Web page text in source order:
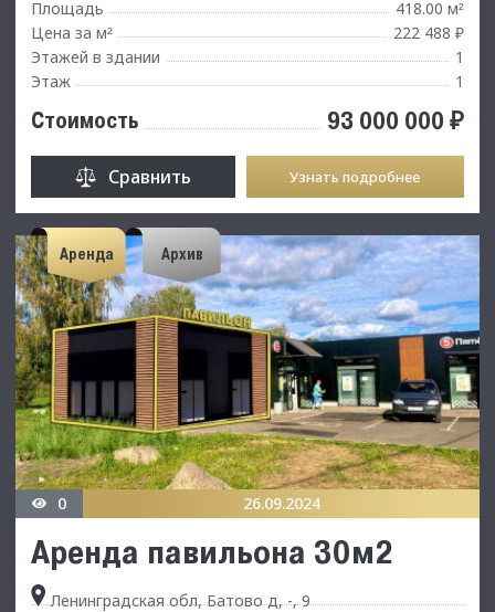
Площадь 418.00 м²
Цена за м²
222 488 ₽
Этажей в здании
1
Этаж
1
Стоимость 93 000 000 ₽
Сравнить Узнать подробнее
Аренда Архив
0 26.09.2024
Аренда павильона 30м2
Ленинградская обл, Батово д, -, 9